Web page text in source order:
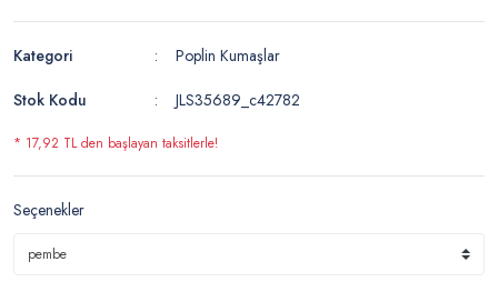
Kategori
Poplin Kumaşlar
Stok Kodu
JLS35689_c42782
* 17,92 TL den başlayan taksitlerle!
Seçenekler